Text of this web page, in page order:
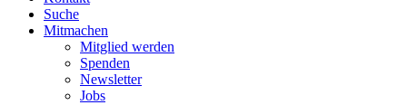
Suche
Mitmachen
Mitglied werden
Spenden
Newsletter
Jobs